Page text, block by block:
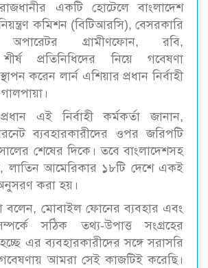
একটি হোটেলে বাংলাদেশ
কমিশন (বিটিআরসি), বেসরকারি
অপারেটর গ্রামীণফোন, রবি,
প্রতিনিধিদের নিয়ে গবেষণা
করেন লার্ন এশিয়ার প্রধান নির্বাহী
এই নির্বাহী কর্মকর্তা জানান,
ব্যবহারকারীদের ওপর জরিপটি
শেষের দিকে। তবে বাংলাদেশসহ
লাতিন আমেরিকার ১৮টি দেশে একই
করা হয়।
বলেন, মোবাইল ফোনের ব্যবহার এবং
সঠিক তথ্য-উপাত্ত সংগ্রহের
এর ব্যবহারকারীদের সঙ্গে সরাসরি
আমরা সেই কাজটিই করেছি।